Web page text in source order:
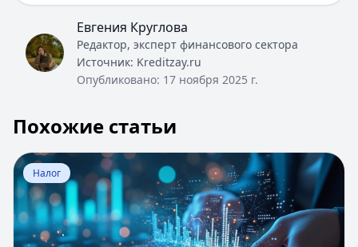
Евгения Круглова
Редактор, эксперт финансового сектора
Источник: Kreditzay.ru
Опубликовано: 17 ноября 2025 г.
Похожие статьи
Перейти к статье:Облигации иностранных
Налог